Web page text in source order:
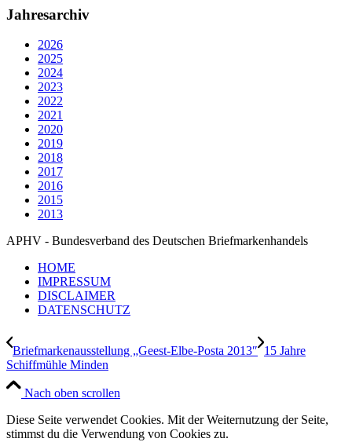
Jahresarchiv
2026
2025
2024
2023
2022
2021
2020
2019
2018
2017
2016
2015
2013
APHV - Bundesverband des Deutschen Briefmarkenhandels
HOME
IMPRESSUM
DISCLAIMER
DATENSCHUTZ
Briefmarkenausstellung „Geest-Elbe-Posta 2013″ 15 Jahre
Schiffmühle Minden
Nach oben scrollen
Diese Seite verwendet Cookies. Mit der Weiternutzung der Seite,
stimmst du die Verwendung von Cookies zu.